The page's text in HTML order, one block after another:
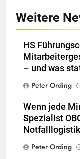
Weitere
HS
– und was
Peter Ording
Wenn jede
Spezialist
Peter Ording